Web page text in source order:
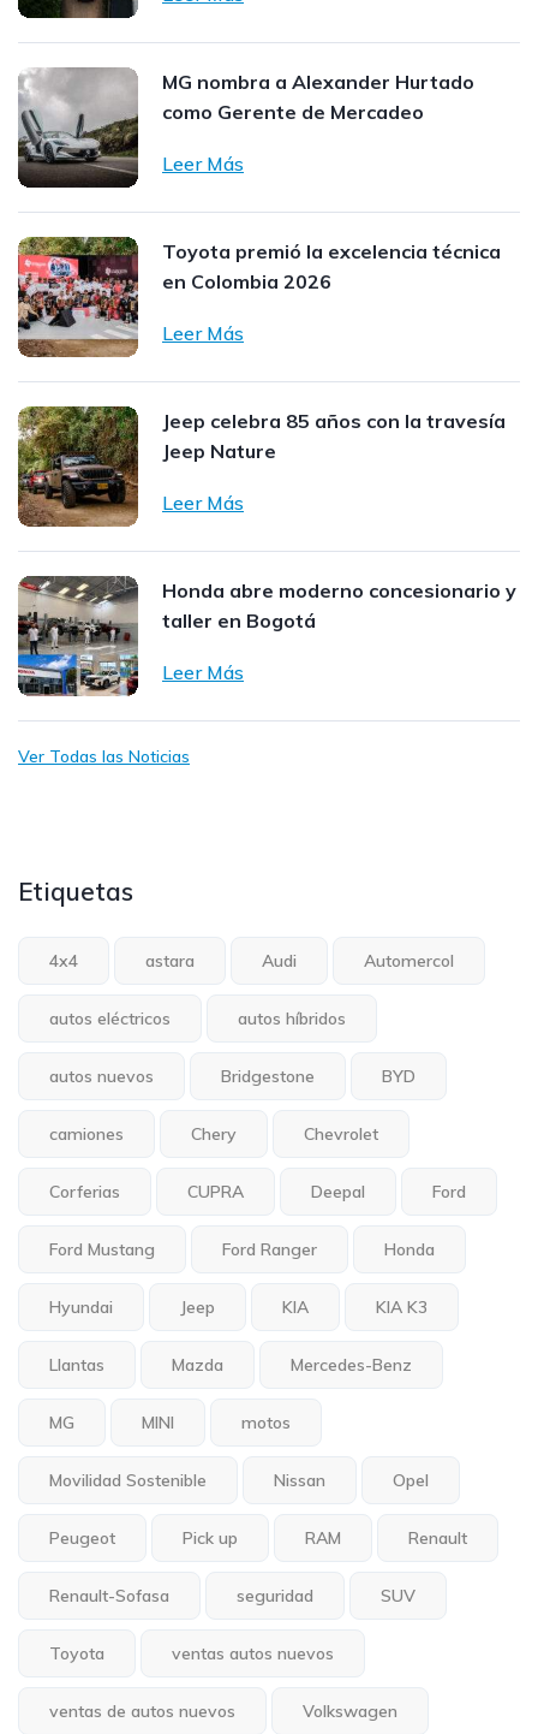
MG nombra a Alexander Hurtado
como Gerente de Mercadeo
Leer Más
Toyota premió la excelencia técnica
en Colombia 2026
Leer Más
Jeep celebra 85 años con la travesía
Jeep Nature
Leer Más
Honda abre moderno concesionario y
taller en Bogotá
Leer Más
Ver Todas las Noticias
Etiquetas
4x4 astara Audi Automercol
autos eléctricos autos híbridos
autos nuevos Bridgestone BYD
camiones Chery Chevrolet
Corferias CUPRA Deepal Ford
Ford Mustang Ford Ranger Honda
Hyundai Jeep KIA KIA K3
Llantas Mazda Mercedes-Benz
MG MINI motos
Movilidad Sostenible Nissan Opel
Peugeot Pick up RAM Renault
Renault-Sofasa seguridad SUV
Toyota ventas autos nuevos
ventas de autos nuevos Volkswagen